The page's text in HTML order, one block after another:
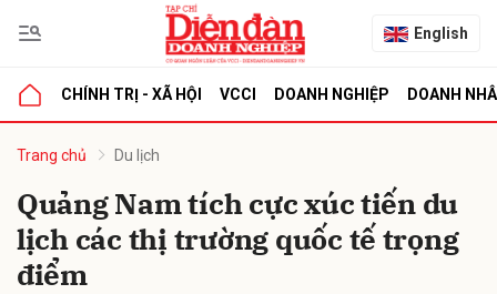
English
CHÍNH TRỊ - XÃ HỘI VCCI DOANH NGHIỆP DOANH
Trang chủ Du lịch
Quảng Nam tích cực xúc tiến du
lịch các thị trường quốc tế trọng
điểm
luận